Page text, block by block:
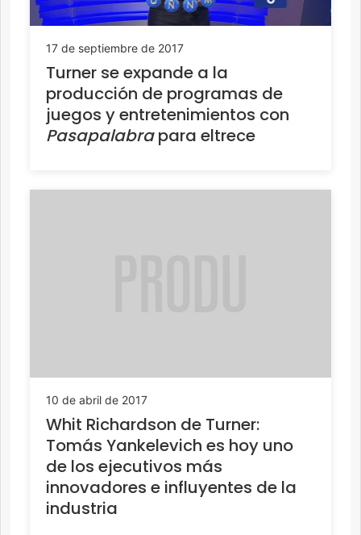
17 de septiembre de 2017
Turner se expande a la
producción de programas de
juegos y entretenimientos con
Pasapalabrapara eltrece
10 de abril de 2017
Whit Richardson de Turner:
Tomás Yankelevich es hoy uno
de los ejecutivos más
innovadores e influyentes de la
industria